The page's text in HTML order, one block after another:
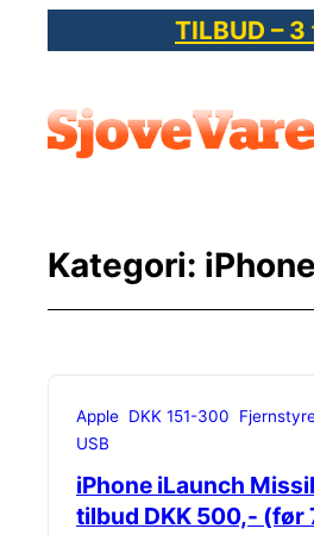
indhold
TILBUD –
Kategori: iPhone
Apple DKK 151-300
USB
iPhone iLaunch
tilbud DKK 500,- (før